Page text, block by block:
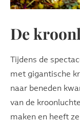
De
Tijdens de
met gigantische
naar beneden
van de
maken en heeft